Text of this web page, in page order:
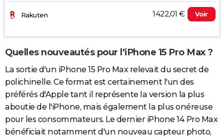
Rakuten 1422,01 € Voir
Quelles nouveautés pour l'iPhone 15 Pro Max ?
La sortie d'un iPhone 15 Pro Max relevait du secret de
polichinelle. Ce format est certainement l'un des
préférés d'Apple tant il représente la version la plus
aboutie de l'iPhone, mais également la plus onéreuse
pour les consommateurs. Le dernier iPhone 14 Pro Max
bénéficiait notamment d'un nouveau capteur photo,